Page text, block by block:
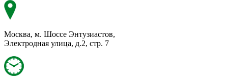
Москва, м. Шоссе Энтузиастов,
Электродная улица, д.2, стр. 7